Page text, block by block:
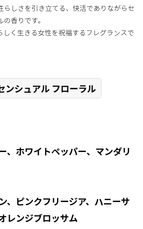
らしさを引き立てる、快活でありながらセ
香りです。
しく生きる女性を祝福するフレグランスで
ンシュアル フローラル
、ホワイトペッパー、マンダリ
、ピンクフリージア、ハニーサ
レンジブロッサム